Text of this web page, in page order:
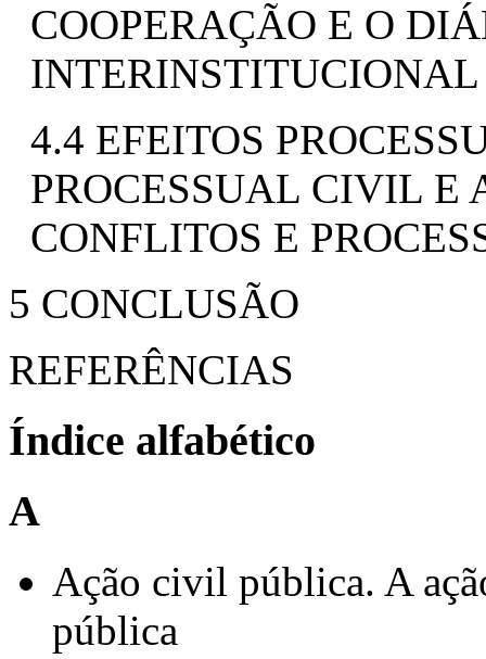
COOPERAÇÃO E O
INTERINSTITUCIONAL
4.4 EFEITOS
PROCESSUAL CIVIL E
CONFLITOS E
5 CONCLUSÃO
REFERÊNCIAS
Índice alfabético
A
Ação civil pública. A
pública